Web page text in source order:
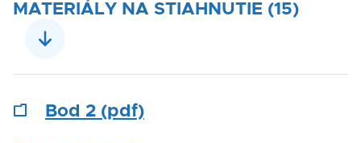
MATERIÁLY NA STIAHNUTIE (15)
Bod 2 (pdf)